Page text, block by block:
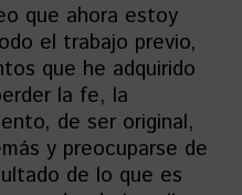
que ahora estoy
el trabajo previo,
que he adquirido
la fe, la
de ser original,
y preocuparse de
de lo que es